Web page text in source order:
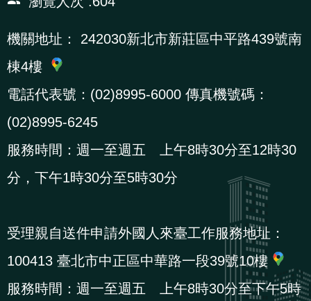
辦
宣
導
專
相
關
網
站
民
意
文
字
統
計
E
n
回
首
R
S
機關地址：
242030新北市新莊區中平路439號南
棟4樓
電話代表號：(02)8995-6000 傳真機號碼：
(02)8995-6245
服務時間：週一至週五 上午8時30分至12時30
分，下午1時30分至5時30分
受理親自送件申請外國人來臺工作服務地址：
100413 臺北市中正區中華路一段39號10樓
服務時間：週一至週五 上午8時30分至下午5時